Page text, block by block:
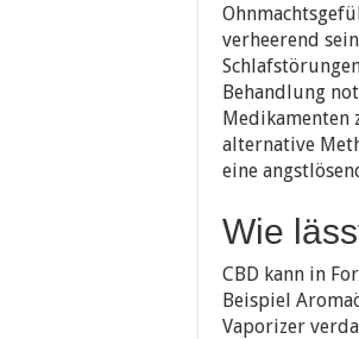
verheerend
Behandlung
Medikamenten
alternative
eine
Wie
CBD kann in
Beispiel
Vaporizer